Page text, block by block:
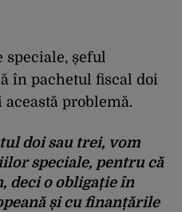
șeful
în pachetul fiscal doi
problemă.
doi sau trei, vom
speciale, pentru că
deci o obligație în
și cu finanțările